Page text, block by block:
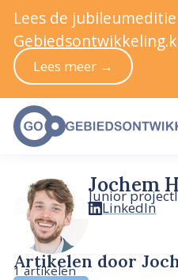
Jochem
Junior
LinkedIn
Artikelen door
1 artikelen
Lees de
Lees meer →